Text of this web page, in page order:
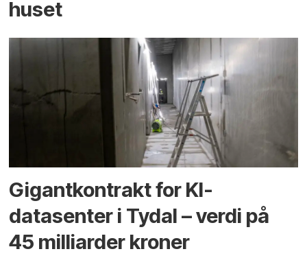
huset
Gigantkontrakt for KI-
datasenter i Tydal – verdi på
45 milliarder kroner